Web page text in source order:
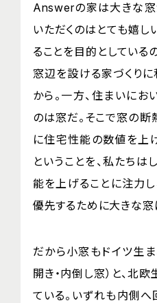
Answerの家は大きな窓
いただくのはとても嬉し
ることを目的としている
窓辺を設ける家づくり
から。一方、住まいに
のは窓だ。そこで窓の断
に住宅性能の数値を上
ということを、私たちは
能を上げることに注力
優先するために大きな窓
だから小窓もドイツ生
開き・内倒し窓）と、北
ている。いずれも内側